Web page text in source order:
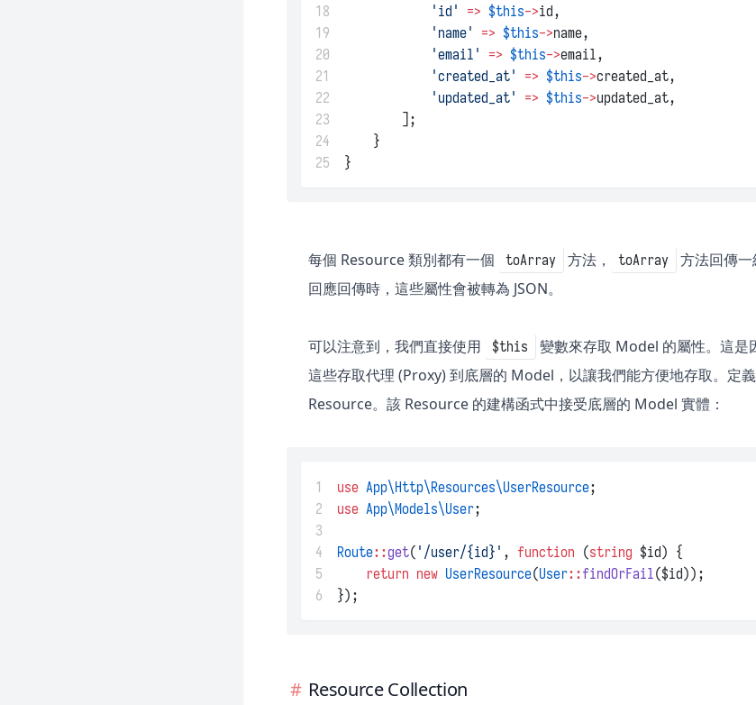
18
'id' => $this->id,
19
'name' => $this->name,
20
'email' => $this->email,
21
'created_at' => $this->created_at,
22
'updated_at' => $this->updated_at,
23
        ];
24
    }
25
}
每個 Resource 類別都有一個 toArray 方法， toArray
方法回傳
回應回傳時，這些屬性會被轉為 JSON。
可以注意到，我們直接使用 $this
變數來存取 Model 的屬性。這是
這些存取代理 (Proxy) 到底層的 Model，以讓我們能方便地存取。
Resource。該 Resource 的建構函式中接受底層的 Model 實體：
1 use App\Http\Resources\UserResource;
2
use App\Models\User;
3
4
Route::get( '/user/{id}' , function (string $id) {
5
return new UserResource(User::findOrFail($id));
6
});
Resource Collection